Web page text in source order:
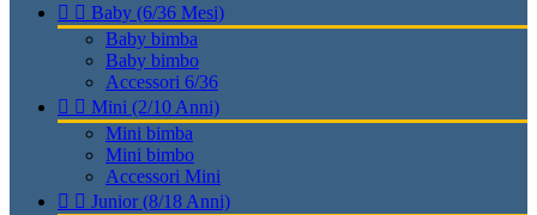
  Baby (6/36 Mesi)
Baby bimba
Baby bimbo
Accessori 6/36
  Mini (2/10 Anni)
Mini bimba
Mini bimbo
Accessori Mini
  Junior (8/18 Anni)